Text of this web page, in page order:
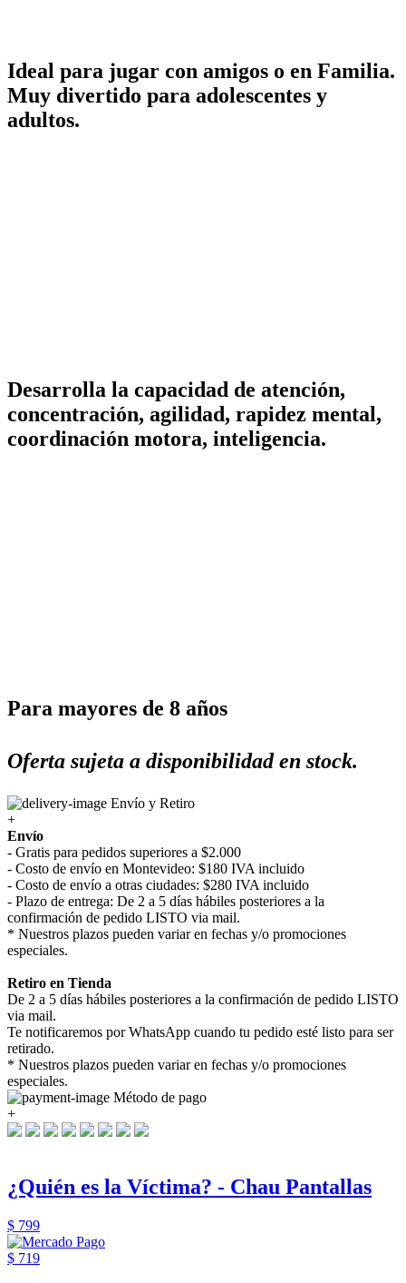
Ideal para jugar con amigos o en Familia.
Muy divertido para adolescentes y
adultos.
Desarrolla la capacidad de atención,
concentración, agilidad, rapidez mental,
coordinación motora, inteligencia.
Para mayores de 8 años
Oferta sujeta a disponibilidad en stock.
Envío y Retiro
+
Envío
- Gratis para pedidos superiores a $2.000
- Costo de envío en Montevideo: $180 IVA incluido
- Costo de envío a otras ciudades: $280 IVA incluido
- Plazo de entrega: De 2 a 5 días hábiles posteriores a la
confirmación de pedido LISTO via mail.
* Nuestros plazos pueden variar en fechas y/o promociones
especiales.
Retiro en Tienda
De 2 a 5 días hábiles posteriores a la confirmación de pedido LISTO
via mail.
Te notificaremos por WhatsApp cuando tu pedido esté listo para ser
retirado.
* Nuestros plazos pueden variar en fechas y/o promociones
especiales.
Método de pago
+
¿Quién es la Víctima? - Chau Pantallas
$ 799
$ 719